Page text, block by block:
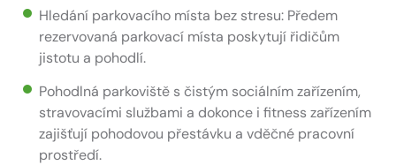
Hledání parkovacího místa bez stresu: Předem
rezervovaná parkovací místa poskytují řidičům
jistotu a pohodlí.
Pohodlná parkoviště s čistým sociálním zařízením,
stravovacími službami a dokonce i fitness zařízením
zajišťují pohodovou přestávku a vděčné pracovní
prostředí.